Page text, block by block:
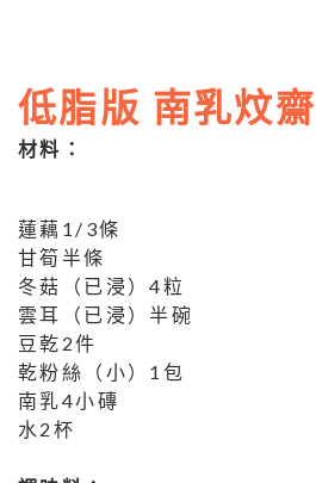
低脂版 南乳炆齋
材料：
蓮藕1/3條
甘筍半條
冬菇（已浸）4粒
雲耳（已浸）半碗
豆乾2件
乾粉絲（小）1包
南乳4小磚
水2杯